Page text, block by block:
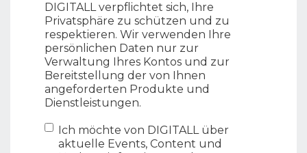
DIGITALL verpflichtet sich, Ihre
Privatsphäre zu schützen und zu
respektieren. Wir verwenden Ihre
persönlichen Daten nur zur
Verwaltung Ihres Kontos und zur
Bereitstellung der von Ihnen
angeforderten Produkte und
Dienstleistungen.
Ich möchte von DIGITALL über
aktuelle Events, Content und